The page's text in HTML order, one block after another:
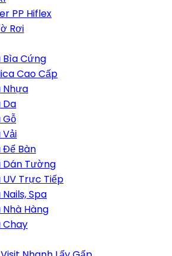
PP Hiflex
Rơi
Bìa Cứng
Cao Cấp
Nhựa
Da
Gỗ
Vải
Để Bàn
Dán Tường
UV Trực Tiếp
Spa
Nhà Hàng
Chay